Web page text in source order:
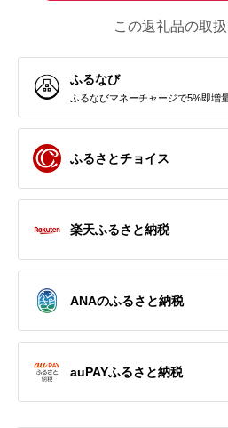
この返礼品の取
ふるなび
ふるなびマネーチャージで5%即増
ふるさとチョイス
楽天ふるさと納税
ANAのふるさと納税
auPAYふるさと納税